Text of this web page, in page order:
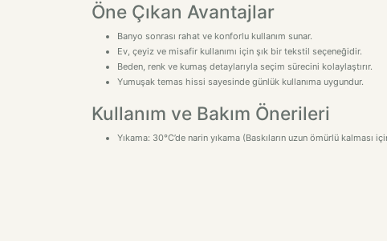
Öne Çıkan Avantajlar
Banyo sonrası rahat ve konforlu kullanım sunar.
Ev, çeyiz ve misafir kullanımı için şık bir tekstil seçeneğidir.
Beden, renk ve kumaş detaylarıyla seçim sürecini kolaylaştırır.
Yumuşak temas hissi sayesinde günlük kullanıma uygundur.
Kullanım ve Bakım Önerileri
Yıkama: 30°C’de narin yıkama (Baskıların uzun ömürlü kalması